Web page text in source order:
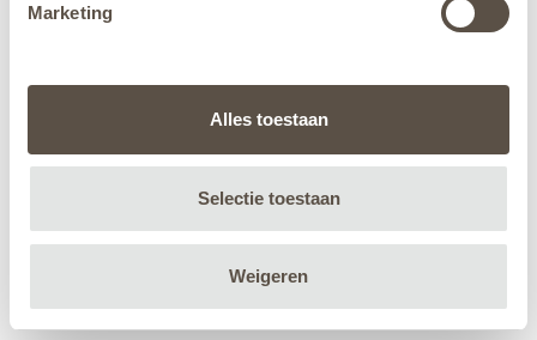
Marketing
Alles toestaan
Selectie toestaan
Weigeren